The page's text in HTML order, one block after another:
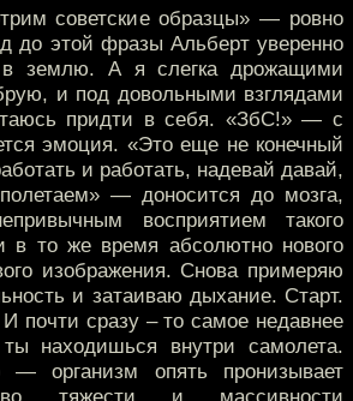
советские образцы» — ровно
до этой фразы Альберт уверенно
в землю. А я слегка дрожащими
и под довольными взглядами
придти в себя. «ЗбС!» — с
эмоция. «Это еще не конечный
и работать, надевай давай,
— доносится до мозга,
восприятием такого
в то же время абсолютно нового
изображения. Снова примеряю
и затаиваю дыхание. Старт.
почти сразу – то самое недавнее
находишься внутри самолета.
— организм опять пронизывает